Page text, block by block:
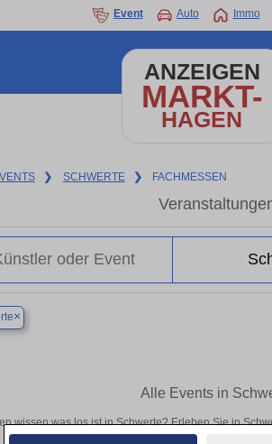
Event Auto Immo
ANZEIGEN
MARKT-
HAGEN
❯ SCHWERTE ❯ FACHMESSEN
×
Alle Events in
wissen was los ist in Schwerte? Erleben Sie in
oder aufregende